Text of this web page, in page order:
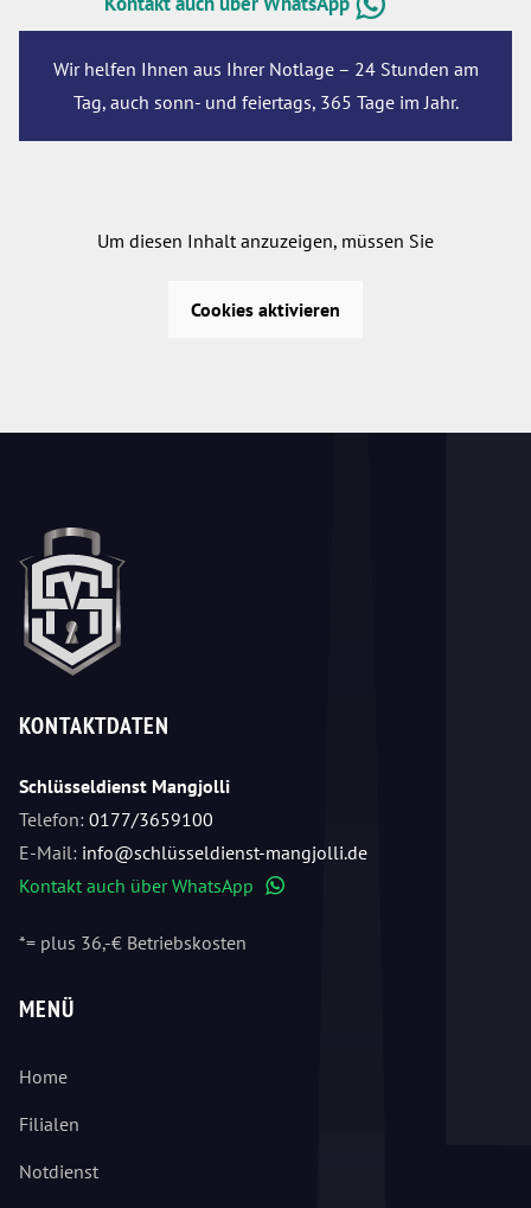
Wir helfen Ihnen aus Ihrer Notlage – 24 Stunden am
Tag, auch sonn- und feiertags, 365 Tage im Jahr.
Um diesen Inhalt anzuzeigen, müssen Sie
Cookies aktivieren
KONTAKTDATEN
Schlüsseldienst Mangjolli
Telefon: 0177/3659100
E-Mail: info@schlüsseldienst-mangjolli.de
Kontakt auch über WhatsApp
*= plus 36,-€ Betriebskosten
MENÜ
Home
Filialen
Notdienst